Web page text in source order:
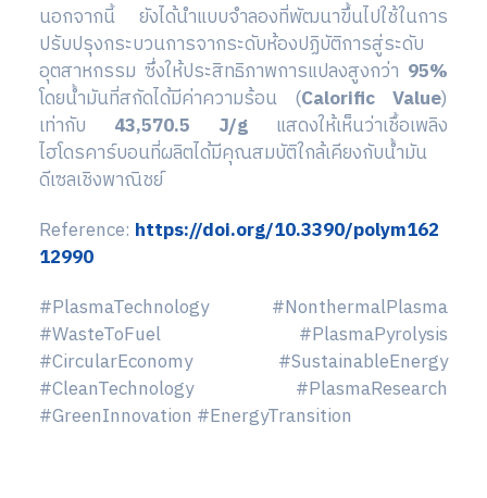
นอกจากนี้ ยังได้นำแบบจำลองที่พัฒนาขึ้นไปใช้ในการ
ปรับปรุงกระบวนการจากระดับห้องปฏิบัติการสู่ระดับ
อุตสาหกรรม ซึ่งให้ประสิทธิภาพการแปลงสูงกว่า 95%
โดยน้ำมันที่สกัดได้มีค่าความร้อน (Calorific Value)
เท่ากับ 43,570.5 J/gแสดงให้เห็นว่าเชื้อเพลิง
ไฮโดรคาร์บอนที่ผลิตได้มีคุณสมบัติใกล้เคียงกับน้ำมัน
ดีเซลเชิงพาณิชย์
Reference: https://doi.org/10.3390/polym162
12990
#PlasmaTechnology #NonthermalPlasma
#WasteToFuel #PlasmaPyrolysis
#CircularEconomy #SustainableEnergy
#CleanTechnology #PlasmaResearch
#GreenInnovation #EnergyTransition